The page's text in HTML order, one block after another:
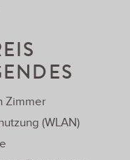
Zimmer
(WLAN)